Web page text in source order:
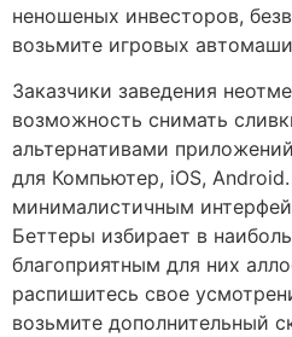
неношеных инвесторов,
возьмите игровых
Заказчики заведения
возможность снимать
альтернативами
для Компьютер, iOS,
минималистичным
Беттеры избирает в
благоприятным для них
распишитесь свое
возьмите дополнительный